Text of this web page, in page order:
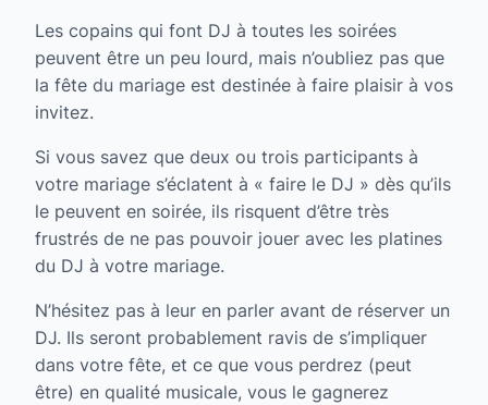
Les copains qui font DJ à toutes les soirées
peuvent être un peu lourd, mais n’oubliez pas que
la fête du mariage est destinée à faire plaisir à vos
invitez.
Si vous savez que deux ou trois participants à
votre mariage s’éclatent à « faire le DJ » dès qu’ils
le peuvent en soirée, ils risquent d’être très
frustrés de ne pas pouvoir jouer avec les platines
du DJ à votre mariage.
N’hésitez pas à leur en parler avant de réserver un
DJ. Ils seront probablement ravis de s’impliquer
dans votre fête, et ce que vous perdrez (peut
être) en qualité musicale, vous le gagnerez